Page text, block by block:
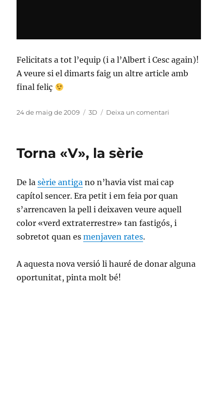
Felicitats a tot l’equip (i a l’Albert i Cesc again)!
A veure si el dimarts faig un altre article amb
final feliç
Publicat
24 de maig de 2009 Categories
3D Deixa un comentari
Torna «V», la sèrie
De lasèrie antiga no n’havia vist mai cap
capítol sencer. Era petit i em feia por quan
s’arrencaven la pell i deixaven veure aquell
color «verd extraterrestre» tan fastigós, i
sobretot quan esmenjaven rates.
A aquesta nova versió li hauré de donar alguna
oportunitat, pinta molt bé!